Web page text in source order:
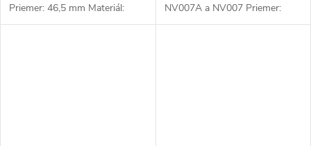
Priemer: 46,5 mm Materiál:
alluminium-alloy
NV007A a NV007 Priemer:
46,5 mm Materiál: alluminium-